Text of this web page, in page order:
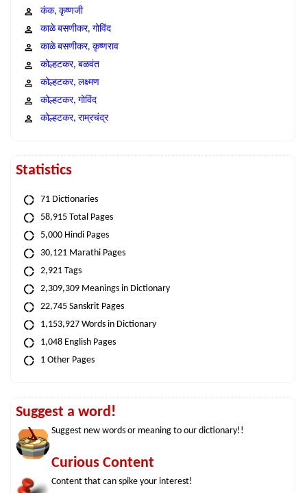
कंक, कृष्णजी
काळे बसणीकर, गोविंद
काळे बसणीकर, कृष्णराव
कोल्हटकर, बळवंत
कोल्हटकर, लक्ष्मण
कोल्हटकर, गोविंद
कोल्हटकर, राम्रचंद्र
Statistics
71 Dictionaries
58,915 Total Pages
5,000 Hindi Pages
30,121 Marathi Pages
2,921 Tags
2,309,309 Meanings in Dictionary
22,745 Sanskrit Pages
1,153,927 Words in Dictionary
1,048 English Pages
1 Other Pages
Suggest a word!
Suggest new words or meaning to our dictionary!!
Curious Content
Content that can spike your interest!